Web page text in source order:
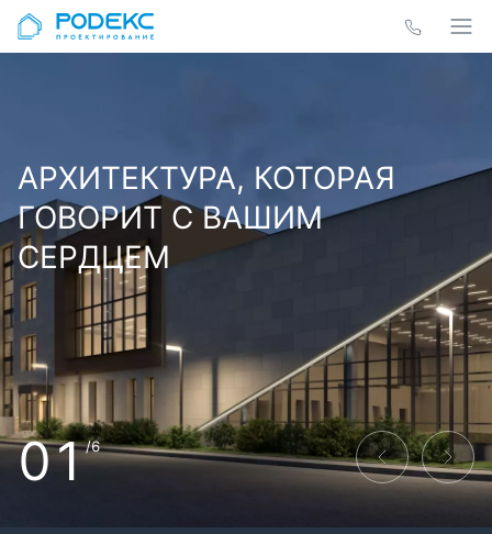
АРХИТЕКТУРА, КОТОРАЯ
ГОВОРИТ С ВАШИМ
СЕРДЦЕМ
01/6